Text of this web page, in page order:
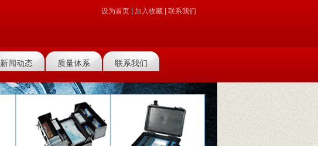
设为首页 加入收藏 联系我们
新闻动态 质量体系 联系我们